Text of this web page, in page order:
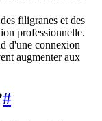
filigranes et des
professionnelle.
d'une connexion
augmenter aux
#